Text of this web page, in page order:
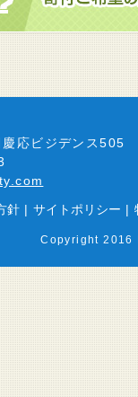
応ビジデンス505
針 | サイトポリシー |
Copyright 2016